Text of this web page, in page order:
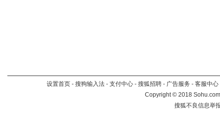
设置首页 - 搜狗输入法 - 支付中心 - 搜狐招聘 - 广告服务 - 客服中心
Copyright©2018
搜狐不良信息举